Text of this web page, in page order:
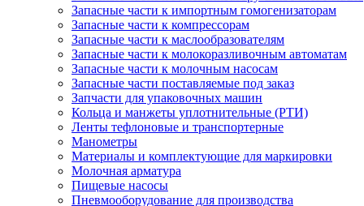
Запасные части к импортным гомогенизаторам
Запасные части к компрессорам
Запасные части к маслообразователям
Запасные части к молокоразливочным автоматам
Запасные части к молочным насосам
Запасные части поставляемые под заказ
Запчасти для упаковочных машин
Кольца и манжеты уплотнительные (РТИ)
Ленты тефлоновые и транспортерные
Манометры
Материалы и комплектующие для маркировки
Молочная арматура
Пищевые насосы
Пневмооборудование для производства